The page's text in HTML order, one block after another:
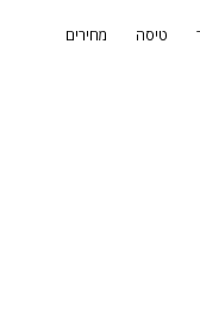
טיסה
מחירים